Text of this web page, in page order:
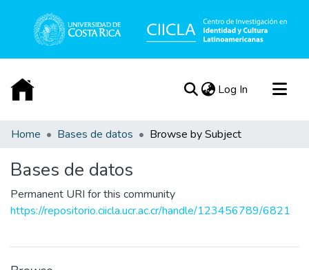
Log In (current)
Communities & Collections
Acerca de
Home Bases de datos Browse by Subject
Bases de datos
Permanent URI for this community
https://repositorio.ciicla.ucr.ac.cr/handle/123456789/6821